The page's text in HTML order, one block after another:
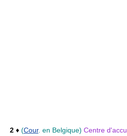
2 ♦ (Cour. en Belgique) Centre